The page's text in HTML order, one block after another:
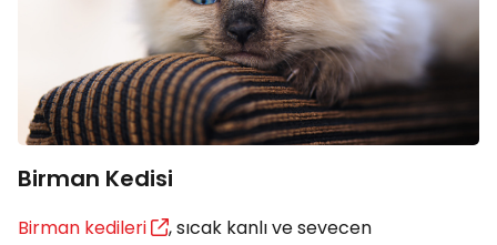
Birman Kedisi
Birman kedileri
, sıcak kanlı ve sevecen